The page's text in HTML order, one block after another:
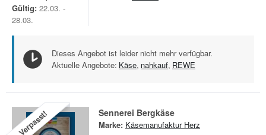
Gültig: 22.03. -
28.03.
Dieses Angebot ist leider nicht mehr verfügbar.
Aktuelle Angebote: Käse, nahkauf, REWE
Verpasst! Sennerei Bergkäse
Marke: Käsemanufaktur Herz